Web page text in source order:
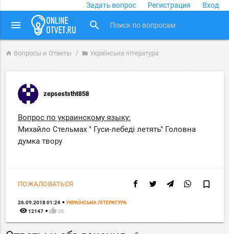
Задать вопрос Регистрация Вход
menu search
home Вопросы и Ответы folder Українська література
zepseststht858
Вопрос по украинскому языку:
Михайло Стельмах " Гуси-лебеді летять" Головна
думка твору
ПОЖАЛОВАТЬСЯ bookmark_border
26.09.2018 01:24 УКРАЇНСЬКА ЛІТЕРАТУРА
remove_red_eye 12147 thumb_up 35